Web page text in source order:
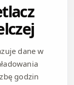
dane w
godzin